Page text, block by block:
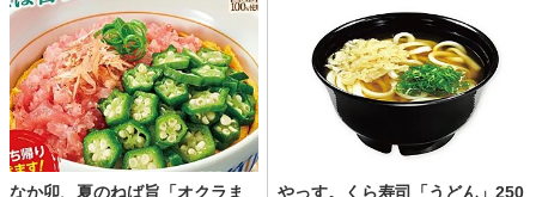
なか卯、夏のねば旨「オクラま
やっす。くら寿司「うどん」250